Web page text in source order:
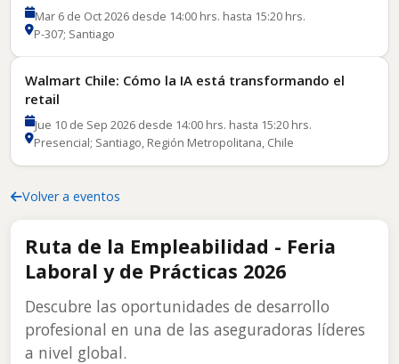
Volver a eventos
Ruta de la Empleabilidad - Feria
Laboral y de Prácticas 2026
Descubre las oportunidades de desarrollo
profesional en una de las aseguradoras líderes
a nivel global.
Mar 6 de Oct 2026 desde 14:00 hrs. hasta 15:20 hrs.
P-307; Santiago
Walmart Chile: Cómo la IA está transformando el
retail
Jue 10 de Sep 2026 desde 14:00 hrs. hasta 15:20 hrs.
Presencial; Santiago, Región Metropolitana, Chile